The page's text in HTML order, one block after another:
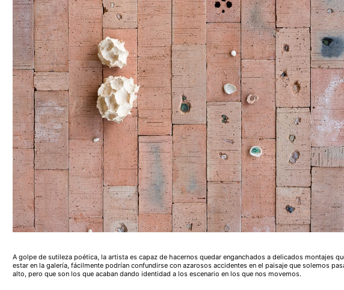
A golpe de sutileza poética, la artista es capaz de hacernos quedar enganchados a delicados montajes
estar en la galería, fácilmente podrían confundirse con azarosos accidentes en el paisaje que solemos
alto, pero que son los que acaban dando identidad a los escenario en los que nos movemos.